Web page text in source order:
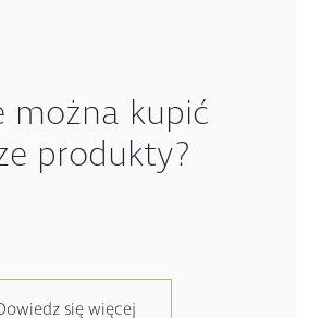
produkty?
się więcej